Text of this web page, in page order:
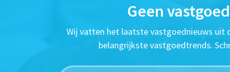
Geen
Wij vatten het laatste vastgoednieuws uit
belangrijkste vastgoedtrends.